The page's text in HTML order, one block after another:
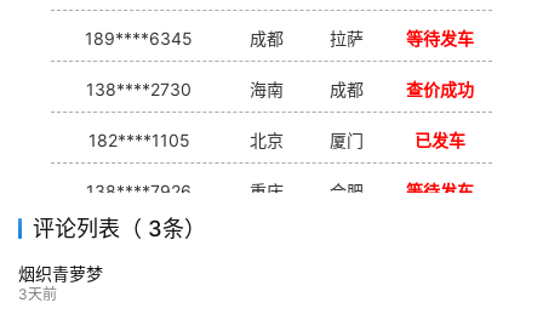
189****6345 成都 拉萨 等待发车
138****2730 海南 成都 查价成功
182****1105 北京 厦门 已发车
138****7926 重庆 合肥 等待发车
139****9233
评论列表（ 3条）
烟织青萝梦
3天前